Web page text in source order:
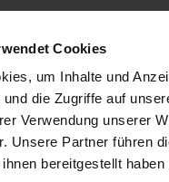
Cookies
um Inhalte und
die Zugriffe auf
Verwendung unserer
Unsere Partner führen
bereitgestellt